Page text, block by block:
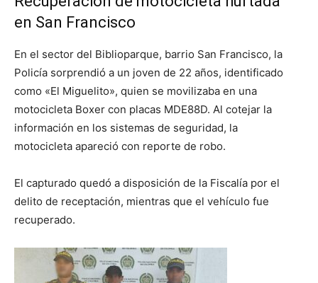
en San Francisco
En el sector del Biblioparque, barrio San Francisco, la
Policía sorprendió a un joven de 22 años, identificado
como «El Miguelito», quien se movilizaba en una
motocicleta Boxer con placas MDE88D. Al cotejar la
información en los sistemas de seguridad, la
motocicleta apareció con reporte de robo.
El capturado quedó a disposición de la Fiscalía por el
delito de receptación, mientras que el vehículo fue
recuperado.